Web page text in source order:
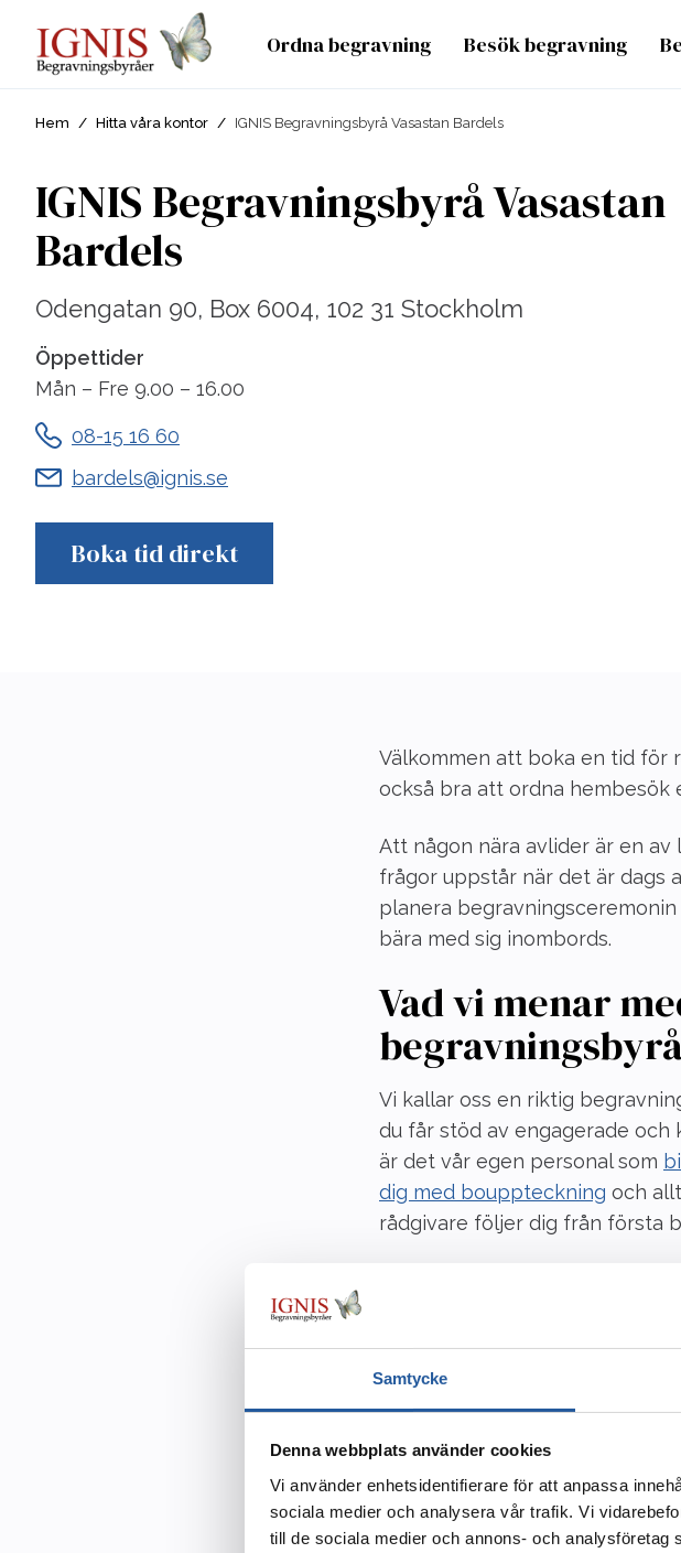
Samtycke
Denna webbplats använder cookies
Vi använder enhetsidentifierare för att anpassa
sociala medier och analysera vår trafik. Vi
till de sociala medier och annons- och
Ordna begravning Besök begravning
Hem / Hitta våra kontor / IGNIS Begravningsbyrå Vasastan Bardels
IGNIS Begravningsbyrå Vasastan
Bardels
Odengatan 90, Box 6004, 102 31 Stockholm
Öppettider
Mån – Fre 9.00 – 16.00
08-15 16 60
bardels@ignis.se
Boka tid direkt
Välkommen att boka en tid för
också bra att ordna hembesök
Att någon nära avlider är en
frågor uppstår när det är dags
planera
bära med sig inombords.
Vad vi menar
Vi kallar oss en riktig
du får stöd av engagerade
är det vår egen personal som
dig med bouppteckning och
rådgivare följer dig från första
Borgerliga officianter
Kistor
Urnor